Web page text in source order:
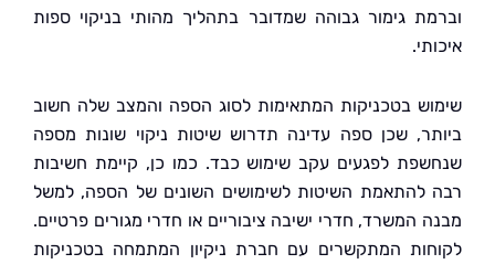
גימור גבוהה שמדובר בתהליך מהותי בניקוי ספות
בטכניקות המתאימות לסוג הספה והמצב שלה חשוב
שכן ספה עדינה תדרוש שיטות ניקוי שונות מספה
לפגעים עקב שימוש כבד. כמו כן, קיימת חשיבות
השיטות לשימושים השונים של הספה, למשל
המשרד, חדרי ישיבה ציבוריים או חדרי מגורים פרטיים.
המתקשרים עם חברת ניקיון המתמחה בטכניקות